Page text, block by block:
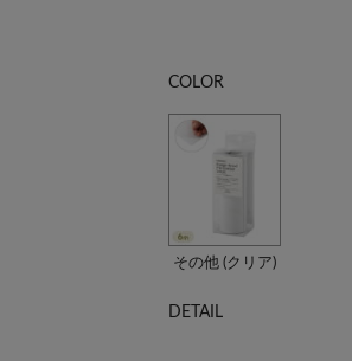
COLOR
その他 (クリア)
DETAIL